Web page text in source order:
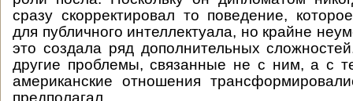
сразу скорректировал то поведение,
для публичного интеллектуала, но крайне
это создала ряд дополнительных
другие проблемы, связанные не с ним, а с
американские отношения
предполагал.